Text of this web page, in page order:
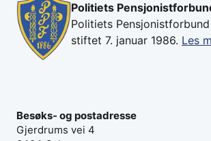
Politiets
Politiets
stiftet 7. januar 1986. Les
Besøks- og postadresse
Gjerdrums vei 4